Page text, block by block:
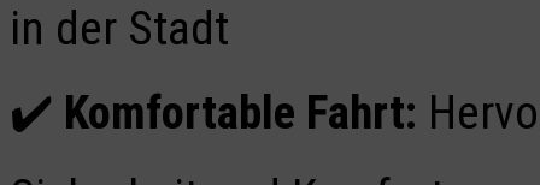
in der Stadt
✔️ Komfortable Fahrt: